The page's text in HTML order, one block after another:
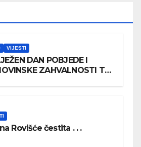
VIJESTI
DAN POBJEDE I
ZAHVALNOSTI TE
Rovišće čestita . . .